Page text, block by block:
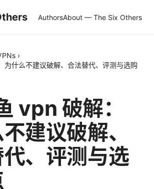
AuthorsAbout — The Six Others
›
为什么不建议破解、合法替代、评测与选购
vpn 破解：
建议破解、
、评测与选